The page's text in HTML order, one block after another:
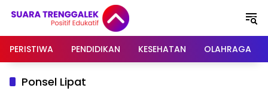
PERISTIWA
PENDIDIKAN KESEHATAN OLAHRAGA
Ponsel Lipat